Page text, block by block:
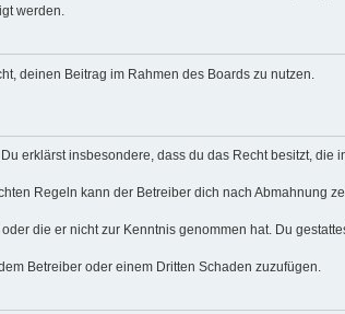
werden.
deinen Beitrag im Rahmen des Boards zu nutzen.
erklärst insbesondere, dass du das Recht besitzt, die
Regeln kann der Betreiber dich nach Abmahnung
die er nicht zur Kenntnis genommen hat. Du
Betreiber oder einem Dritten Schaden zuzufügen.